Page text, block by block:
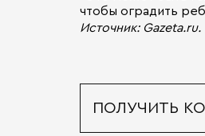
чтобы оградить
Источник: Gazeta.ru.
ПОЛУЧИТЬ